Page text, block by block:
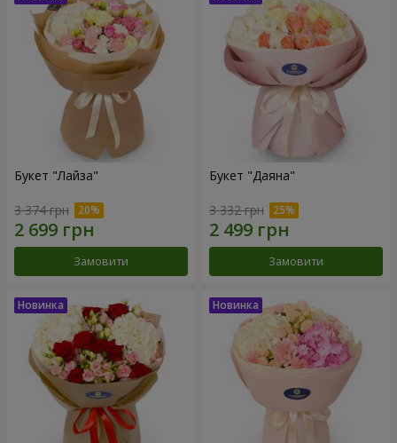
Букет "Лайза"
3 374 грн
Замовити
Букет "Даяна"
3 332 грн
Замовити